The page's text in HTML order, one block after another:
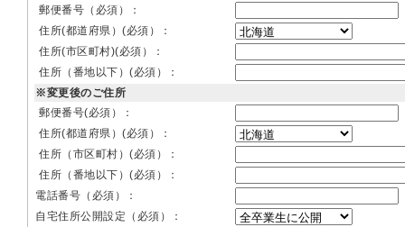
郵便番号（必須）：
住所(都道府県）(必須）：
住所(市区町村)(必須）：
住所（番地以下）(必須）：
※変更後のご住所
郵便番号(必須）：
住所(都道府県）(必須）：
住所（市区町村）(必須）：
住所（番地以下）(必須）：
電話番号（必須）：
自宅住所公開設定（必須）：